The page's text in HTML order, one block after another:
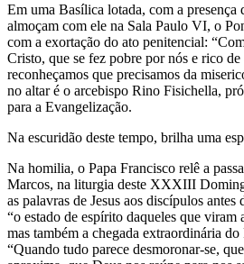
Em uma Basílica lotada, com a presença
almoçam com ele na Sala Paulo VI, o
com a exortação do ato penitencial:
Cristo, que se fez pobre por nós e rico
reconheçamos que precisamos da
no altar é o arcebispo Rino Fisichella,
para a Evangelização.
Na escuridão deste tempo, brilha uma
Na homilia, o Papa Francisco relê a
Marcos, na liturgia deste XXXIII
as palavras de Jesus aos discípulos
“o estado de espírito daqueles que viram
mas também a chegada extraordinária
“Quando tudo parece desmoronar-se,